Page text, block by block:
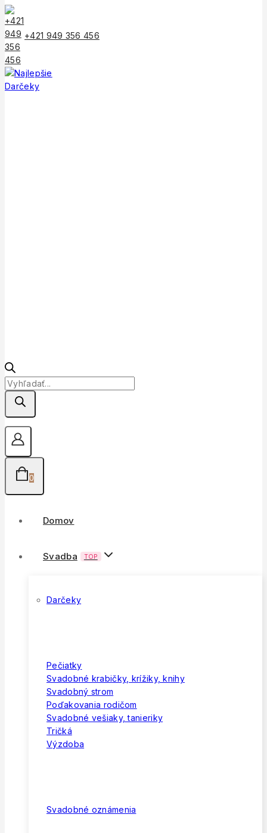
Skip
to
content+421 949 356 456
Products
search
0
Domov
Svadba TOP
Darčeky
Pečiatky
Svadobné krabičky, krížiky, knihy
Svadobný strom
Poďakovania rodičom
Svadobné vešiaky, tanieriky
Tričká
Výzdoba
Svadobné oznámenia